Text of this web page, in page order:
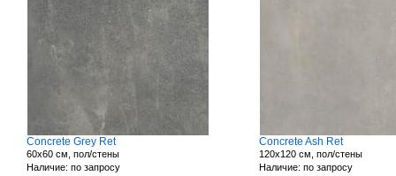
Concrete Grey Ret
60x60 см, пол/стены
Наличие: по запросу
Concrete Ash Ret
120x120 см, пол/стены
Наличие: по запросу